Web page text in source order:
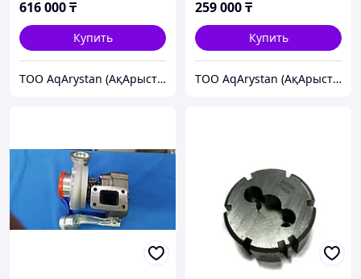
с пневмоуправлением
616 000₸
Купить
ТОО AqArystan (АқАрыстан)
пневмоуправлением
259 000₸
Купить
ТОО AqArystan (АқАрыстан)